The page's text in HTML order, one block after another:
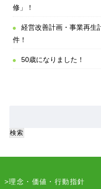
修」！
経営改善計画・事業再生
件！
50歳になりました！
理念・価値・行動指針